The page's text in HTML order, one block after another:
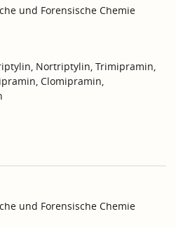
und Forensische Chemie
Nortriptylin, Trimipramin,
Clomipramin,
und Forensische Chemie